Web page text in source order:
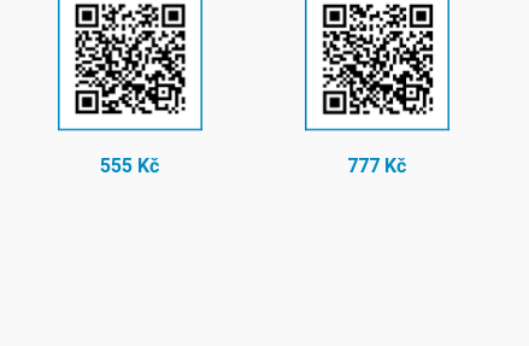
555 Kč 777 Kč